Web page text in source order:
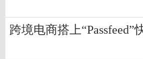
跨境电商搭上